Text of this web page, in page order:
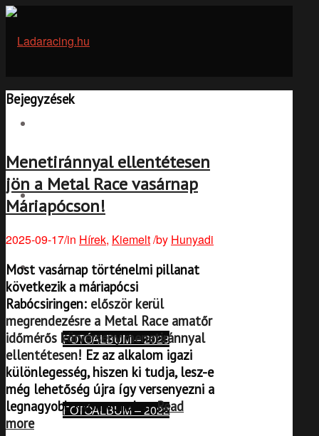
METAL RACE
FOTÓALBUMOK
FOTÓALBUM – 2023
FOTÓALBUM – 2022
Bejegyzések
Menetiránnyal ellentétesen
jön a Metal Race vasárnap
Máriapócson!
2025-09-17/in Hírek, Kiemelt/by Hunyadi
Most vasárnap történelmi pillanat
következik a máriapócsi
Rabócsiringen: először kerül
megrendezésre a Metal Race amatőr
időmérős körverseny menetiránnyal
ellentétesen! Ez az alkalom igazi
különlegesség, hiszen ki tudja, lesz-e
még lehetőség újra így versenyezni a
legnagyobb nyomvonalon.Read
more